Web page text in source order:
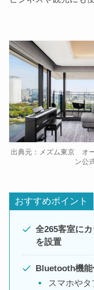
出典元：メズム東京 オ
ン公
おすすめポイント
全265客室に
を設置
Bluetooth機能
スマホや